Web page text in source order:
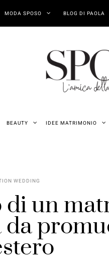
MODA SPOSO BLOG DI PAOLA
BEAUTY IDEE MATRIMONIO
WEDDING
di un
da